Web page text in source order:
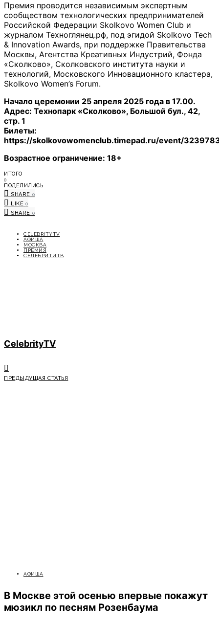
Премия проводится независимым экспертным
сообществом технологических предпринимателей
Российской Федерации Skolkovo Women Club и
журналом Техноглянец.рф, под эгидой Skolkovo Tech
& Innovation Awards, при поддержке Правительства
Москвы, Агентства Креативных Индустрий, Фонда
«Сколково», Сколковского института науки и
технологий, Московского Инновационного кластера,
Skolkovo Women’s Forum.
Начало церемонии 25 апреля 2025 года в 17.00.
Адрес: Технопарк «Сколково», Большой бул., 42,
стр. 1
Билеты:
https://skolkovowomenclub.timepad.ru/event/
Возрастное ограничение: 18+
ИТОГО
0
ПОДЕЛИЛИСЬ
SHARE 0
LIKE 0
SHARE 0
CELEBRITYTV
АФИША
МОСКВА
ПРЕМИЯ
СЕЛЕБРИТИТВ
CelebrityTV
ПРЕДЫДУЩАЯ СТАТЬЯ
АФИША
В Москве этой осенью впервые покажут
мюзикл по песням Розенбаума